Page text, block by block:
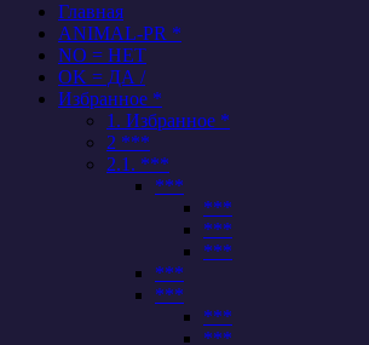
Главная
ANIMAL-PR *
NO = НЕТ
OK = ДА /
Избранное *
1. Избранное *
2 ***
2.1. ***
***
***
***
***
***
***
***
***